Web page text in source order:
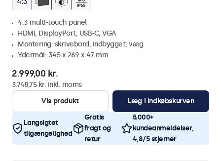
4:3 multi-touch panel
HDMI, DisplayPort, USB-C, VGA
Montering: skrivebord, indbygget, væg
Ydermål: 345 x 269 x 47 mm
2.999,00 kr.
3.748,75 kr. inkl. moms
Vis produkt
Læg i indkøbskurven
Langsigtet
tilgængelighed
Gratis
fragt og
retur
5.000+
kundeanmeldelser,
4,8/5 stjerner